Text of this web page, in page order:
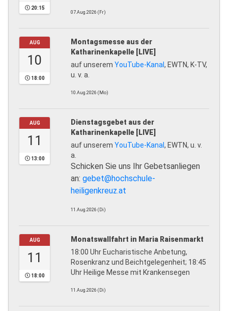
20:15
07.Aug.2026 (Fr)
AUG
10
18:00
Montagsmesse aus der
Katharinenkapelle [LIVE]
auf unserem YouTube-Kanal, EWTN, K-TV,
u. v. a.
10.Aug.2026 (Mo)
AUG
11
13:00
Dienstagsgebet aus der
Katharinenkapelle [LIVE]
auf unserem YouTube-Kanal, EWTN, u. v.
a.
Schicken Sie uns Ihr Gebetsanliegen
an: gebet@hochschule-
heiligenkreuz.at
11.Aug.2026 (Di)
AUG
11
18:00
Monatswallfahrt in Maria Raisenmarkt
18:00 Uhr Eucharistische Anbetung,
Rosenkranz und Beichtgelegenheit; 18:45
Uhr Heilige Messe mit Krankensegen
11.Aug.2026 (Di)